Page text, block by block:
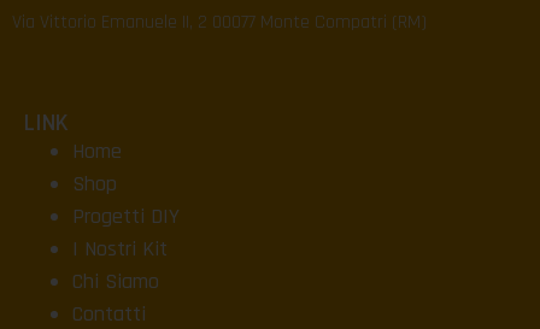
Via Vittorio Emanuele II, 2 00077 Monte Compatri (RM)
LINK
Home
Shop
Progetti DIY
I Nostri Kit
Chi Siamo
Contatti